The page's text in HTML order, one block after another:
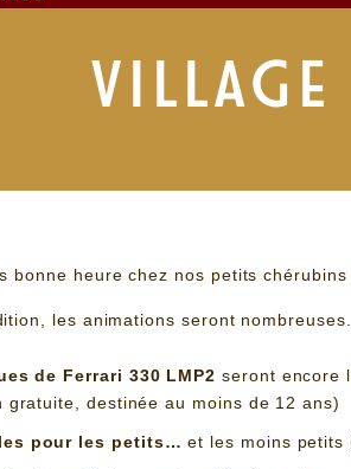
bonne heure chez nos petits
les animations seront nombreuses.
de Ferrari 330 LMP2 seront encore
gratuite, destinée au moins de 12 ans)
pour les petits… et les moins petits